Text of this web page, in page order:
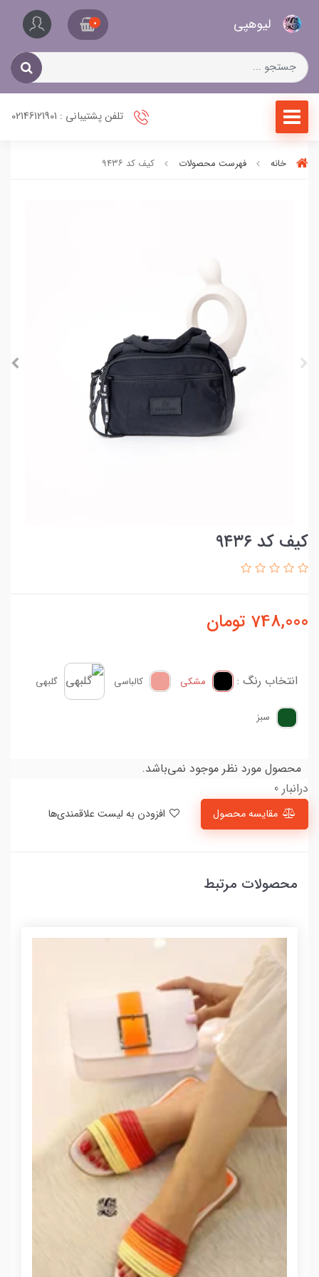
لیو‌هپی 0
تلفن پشتیبانی : 02146121901
خانه فهرست محصولات کیف کد ۹۴۳۶
کیف کد ۹۴۳۶
748,000 تومان
انتخاب رنگ : مشکی کالباسی گلبهی
سبز
محصول مورد نظر موجود نمی‌باشد.
درانبار 0
مقایسه محصول
محصولات مرتبط